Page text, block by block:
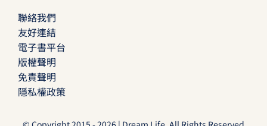
聯絡我們
友好連結
電子書平台
版權聲明
免責聲明
隱私權政策